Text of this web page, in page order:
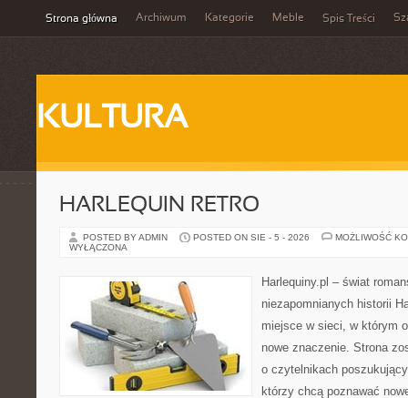
Strona główna Archiwum Kategorie Meble Spis Treści
KULTURA
HARLEQUIN RETRO
POSTED BY ADMIN POSTED ON SIE - 5 - 2026
MOŻLIWOŚĆ
WYŁĄCZONA
Harlequiny.pl – świat
niezapomnianych historii
miejsce w sieci, w którym
nowe znaczenie. Strona
o czytelnikach
którzy chcą poznawać